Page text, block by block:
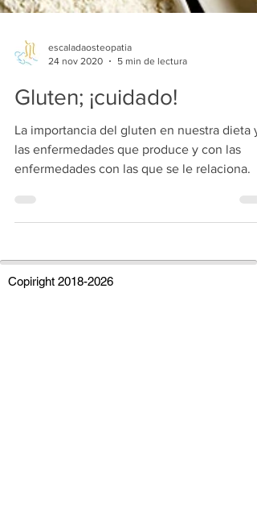
escaladaosteopatia
24 nov 2020
5 min de lectura
Gluten; ¡cuidado!
La importancia del gluten en nuestra dieta y